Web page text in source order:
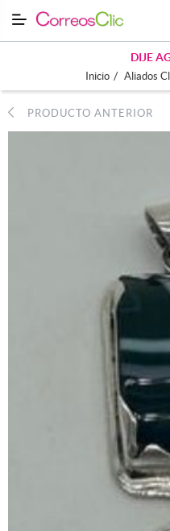
DIJE
Inicio / Aliados
PRODUCTO ANTERIOR